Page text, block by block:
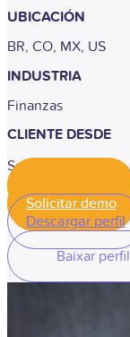
UBICACIÓN
BR, CO, MX, US
INDUSTRIA
Finanzas
CLIENTE DESDE
Setembro de 2021
Solicitar demo
Descargar perfil
Baixar perfil